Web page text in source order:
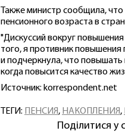
Также министр сообщила,
пенсионного возраста в
"Дискуссий вокруг
того, я противник повышения
и подчеркнула, что
когда повысится качество
Источник: korrespondent.net
ТЕГИ: ПЕНСИЯ, НАКОПЛЕНИЯ,
Поділитися у